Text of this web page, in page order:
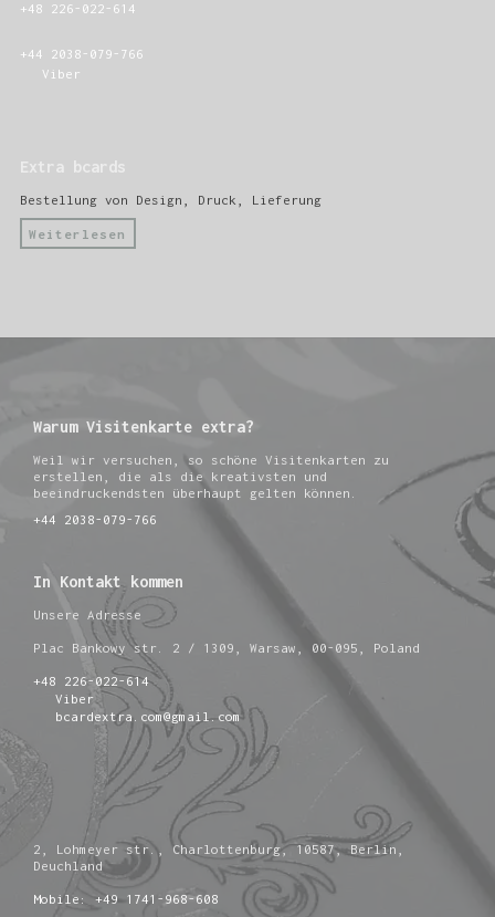
+48 226-022-614
+44 2038-079-766
Viber
Extra bcards
Bestellung von Design, Druck, Lieferung
Weiterlesen
Warum Visitenkarte extra?
Weil wir versuchen, so schöne Visitenkarten zu
erstellen, die als die kreativsten und
beeindruckendsten überhaupt gelten können.
+44 2038-079-766
In Kontakt kommen
Unsere Adresse
Plac Bankowy str. 2 / 1309, Warsaw, 00-095, Poland
+48 226-022-614
Viber
bcardextra.com@gmail.com
2, Lohmeyer str., Charlottenburg, 10587, Berlin,
Deuchland
Mobile: +49 1741-968-608